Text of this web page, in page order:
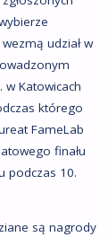
udział w
Katowicach
którego
FameLab
finału
podczas 10.
są nagrody